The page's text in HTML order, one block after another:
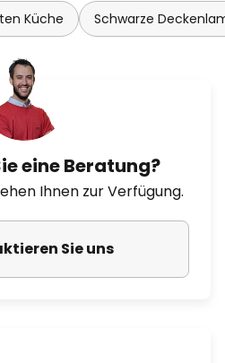
Küche Schwarze
eine Beratung?
Ihnen zur Verfügung.
Sie uns